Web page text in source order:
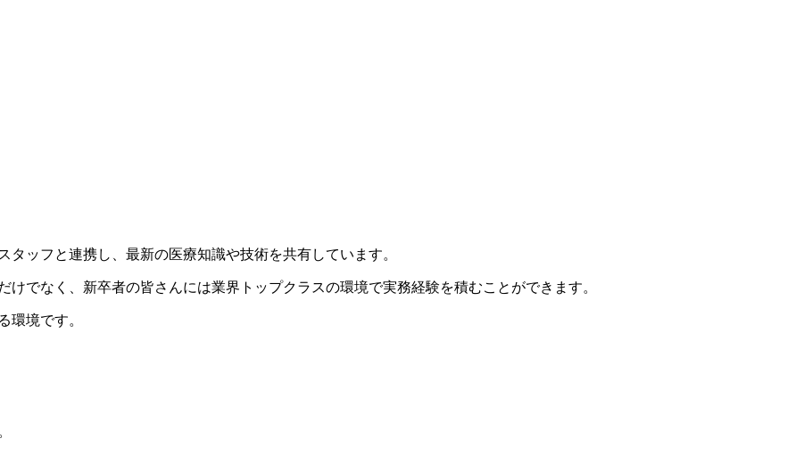
ッフと連携し、最新の医療知識や技術を共有しています。
でなく、新卒者の皆さんには業界トップクラスの環境で実務経験を積むことができます。
環境です。